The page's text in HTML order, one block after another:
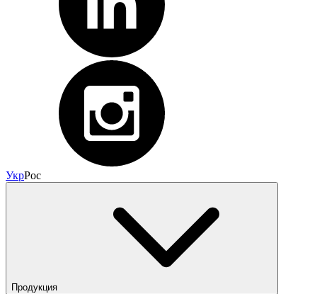
УкрРос
Продукция